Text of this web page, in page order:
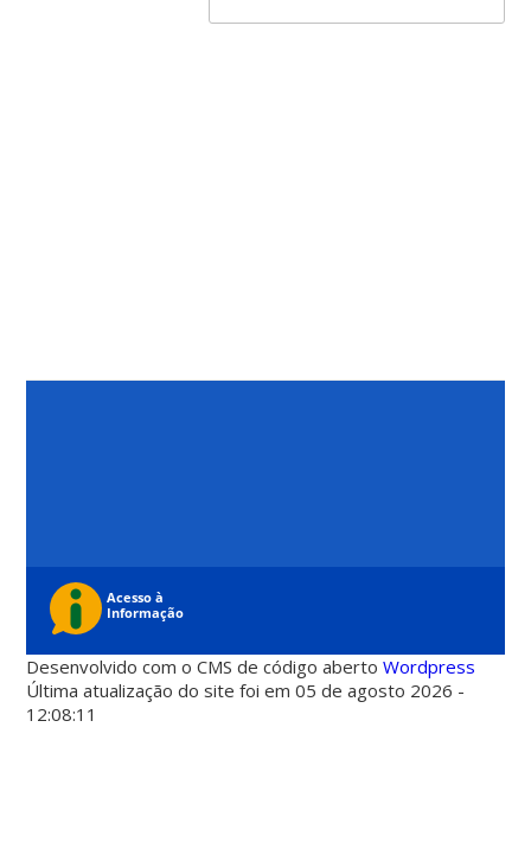
Desenvolvido com o CMS de código abertoWordpress
Última atualização do site foi em 05 de agosto 2026 -
12:08:11